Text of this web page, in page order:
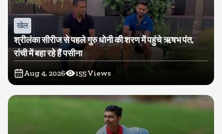
खेल
श्रीलंका सीरीज से पहले गुरु धोनी की शरण में पहुंचे ऋषभ पंत,
रांची में बहा रहे हैं पसीना
Aug 4, 2026 155Views